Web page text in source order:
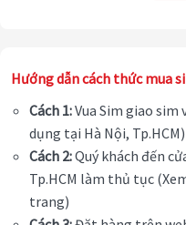
Hướng dẫn cách thức mua
Cách 1:Vua Sim giao
dụng tại Hà Nội, Tp.HCM)
Cách 2:Quý khách đến
Tp.HCM làm thủ tục
trang)